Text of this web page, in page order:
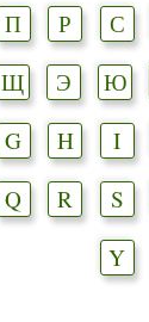
П Р С
Щ Э Ю
G H I
Q R S
Y